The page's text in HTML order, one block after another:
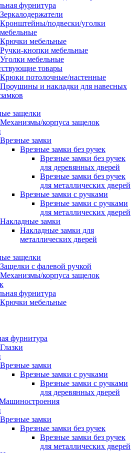
фурнитура
Зеркалодержатели
Кронштейны/подвески/уголки
мебельные
Крючки мебельные
Ручки-кнопки мебельные
Уголки мебельные
товары
Крюки потолочные/настенные
Проушины и накладки для навесных
замков
защелки
Механизмы/корпуса защелок
Врезные замки
Врезные замки без ручек
Врезные замки без ручек
для деревянных дверей
Врезные замки без ручек
для металлических дверей
Врезные замки с ручками
Врезные замки с ручками
для металлических дверей
Накладные замки
Накладные замки для
металлических дверей
защелки
Защелки с фалевой ручкой
Механизмы/корпуса защелок
фурнитура
Крючки мебельные
фурнитура
Глазки
Врезные замки
Врезные замки с ручками
Врезные замки с ручками
для деревянных дверей
Врезные замки
Врезные замки без ручек
Врезные замки без ручек
для металлических дверей